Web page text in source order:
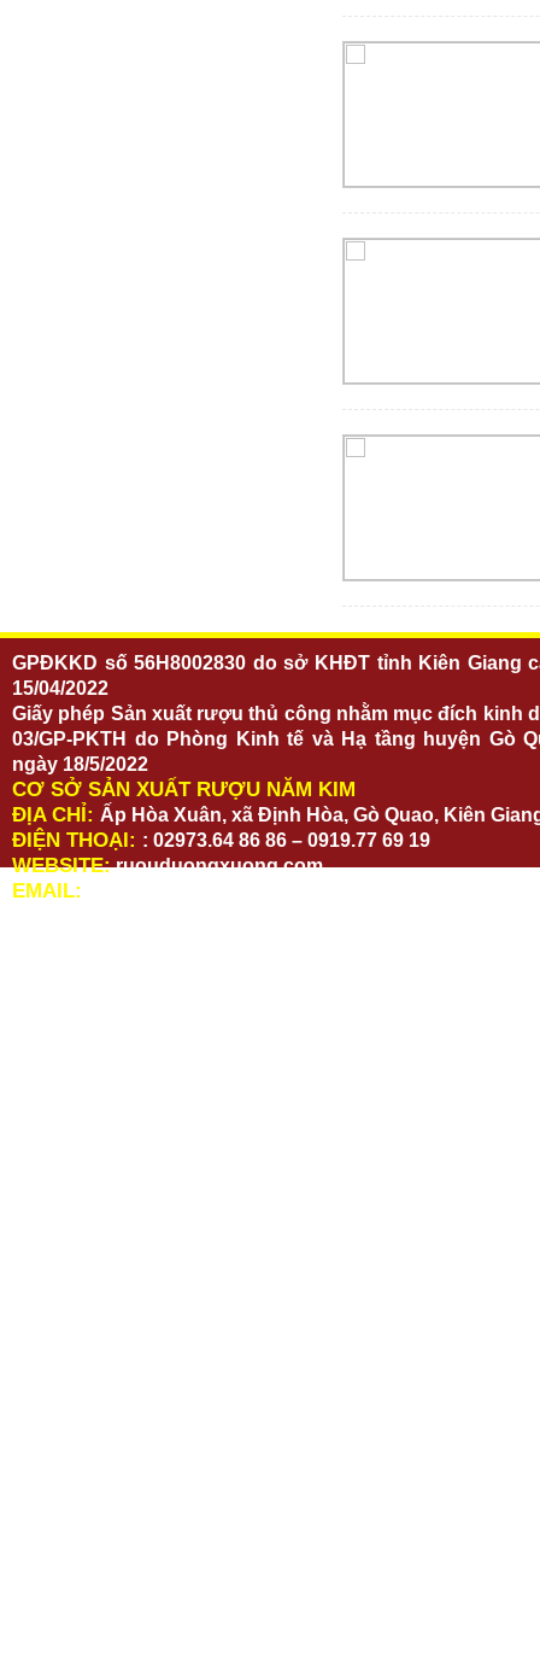
GPĐKKD số 56H8002830 do sở KHĐT tỉnh Kiên Giang
15/04/2022
Giấy phép Sản xuất rượu thủ công nhằm mục đích kinh
03/GP-PKTH do Phòng Kinh tế và Hạ tầng huyện Gò
ngày 18/5/2022
CƠ SỞ SẢN XUẤT RƯỢU NĂM KIM
ĐỊA CHỈ: Ấp Hòa Xuân, xã Định Hòa, Gò Quao, Kiên
ĐIỆN THOẠI: : 02973.64 86 86 – 0919.77 69 19
WEBSITE:ruouduongxuong.com
EMAIL: